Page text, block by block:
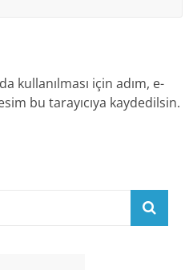
kullanılması için adım, e-
bu tarayıcıya kaydedilsin.